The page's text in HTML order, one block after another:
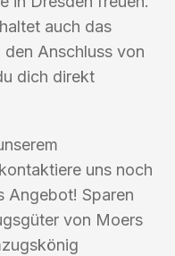
auch das
den Anschluss von
dich direkt
uns noch
Angebot! Sparen
von Moers